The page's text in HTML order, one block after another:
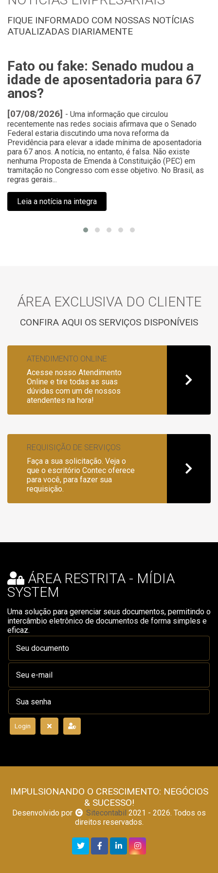
FIQUE INFORMADO COM NOSSAS NOTÍCIAS
ATUALIZADAS DIARIAMENTE
Fato ou fake: Senado mudou a
idade de aposentadoria para 67
anos?
[07/08/2026] - Uma informação que circulou
recentemente nas redes sociais afirmava que o Senado
Federal estaria discutindo uma nova reforma da
Previdência para elevar a idade mínima de aposentadoria
para 67 anos. A notícia, no entanto, é falsa. Não existe
nenhuma Proposta de Emenda à Constituição (PEC) em
tramitação no Congresso com esse objetivo. No Brasil, as
regras gerais...
Leia a notícia na integra
ÁREA EXCLUSIVA DO CLIENTE
CONFIRA AQUI OS SERVIÇOS DISPONÍVEIS
ATENDIMENTO ONLINE
Acesse nosso Atendimento
Online e tire todas as suas
dúvidas com um de nossos
atendentes na hora!
REQUISIÇÃO DE SERVIÇOS
Faça a sua solicitação. Veja o
que o escritório Contec oferece
para você, para fazer sua
requisição.
ÁREA RESTRITA - MÍDIA
SYSTEM
Uma solução para gerenciar seus documentos, permitindo o
intercâmbio eletrônico de documentos de forma simples e
eficaz.
Login
IMPULSIONANDO O CRESCIMENTO: NEGÓCIOS
& SUCESSO!
Desenvolvido por Sitecontabil 2021 - 2026. Todos os
direitos reservados.